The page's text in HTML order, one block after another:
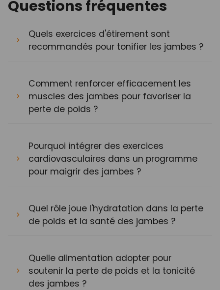
Questions fréquentes
Quels exercices d'étirement sont
recommandés pour tonifier les jambes ?
Comment renforcer efficacement les
muscles des jambes pour favoriser la
perte de poids ?
Pourquoi intégrer des exercices
cardiovasculaires dans un programme
pour maigrir des jambes ?
Quel rôle joue l'hydratation dans la perte
de poids et la santé des jambes ?
Quelle alimentation adopter pour
soutenir la perte de poids et la tonicité
des jambes ?